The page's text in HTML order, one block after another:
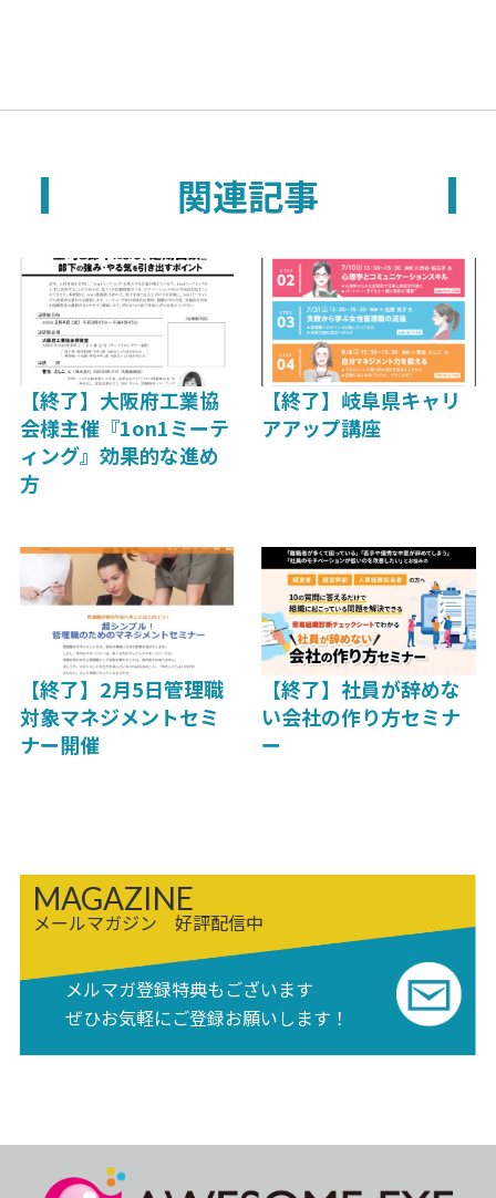
o n
関連記事
【終了】大阪府工業協
会様主催『1on1ミーテ
ィング』効果的な進め
方
【終了】岐阜県キャリ
アアップ講座
【終了】2月5日管理職
対象マネジメントセミ
ナー開催
【終了】社員が辞めな
い会社の作り方セミナ
ー
MAGAZINE
メールマガジン 好評配信中
メルマガ登録特典もございます
ぜひお気軽にご登録お願いします！